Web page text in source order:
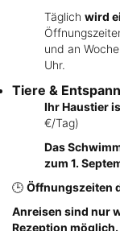
Täglich wird
und an
Uhr.
Tiere &
Ihr Haustier
€/Tag)
Das
zum 1.
🕒 Öffnungszeiten
Anreisen sind nur
Rezeption